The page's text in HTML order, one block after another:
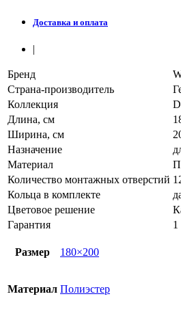
Доставка и оплата
|
Бренд
Страна-производитель
Коллекция
Длина, см
Ширина, см
Назначение
Материал
Количество монтажных отверстий
Кольца в комплекте
Цветовое решение
Гарантия
1
Размер 180×200
Материал Полиэстер